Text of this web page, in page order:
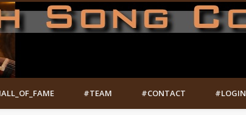
#TEAM #CONTACT #LOGIN